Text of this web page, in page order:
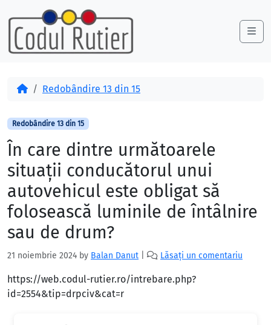
Skip to content
Skip to footer
AcasăRedobândire 13 din 15
Redobândire 13 din 15
În care dintre următoarele
situaţii conducătorul unui
autovehicul este obligat să
folosească luminile de întâlnire
sau de drum?
21 noiembrie 2024 by Balan Danut Lăsați un comentariu
https://web.codul-rutier.ro/intrebare.php?
id=2554&tip=drpciv&cat=r